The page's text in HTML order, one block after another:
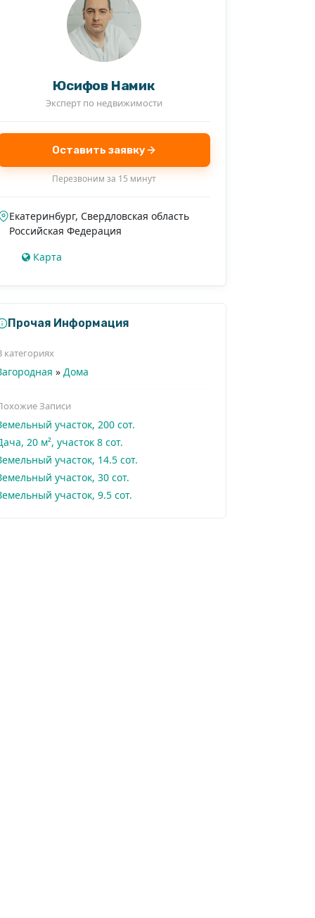
Юсифов Намик
Эксперт по недвижимости
Оставить заявку
Перезвоним за 15 минут
Екатеринбург, Свердловская область
Российская Федерация
Карта
Прочая Информация
категориях
» Дома
Записи
участок, 200 сот.
20 м², участок 8 сот.
участок, 14.5 сот.
участок, 30 сот.
участок, 9.5 сот.